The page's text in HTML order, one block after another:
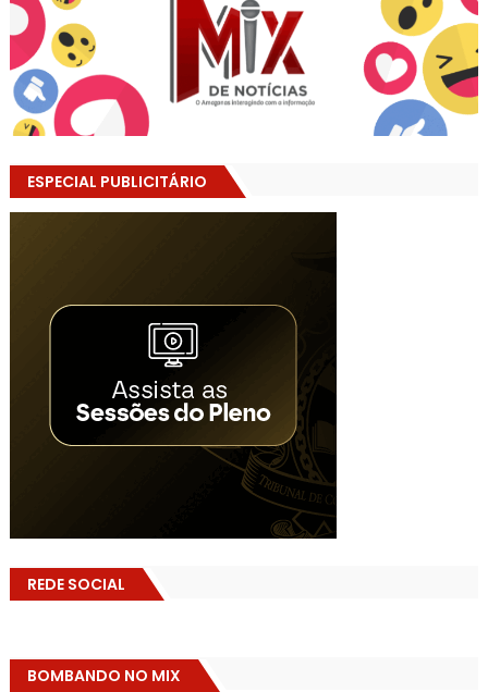
ESPECIAL PUBLICITÁRIO
REDE SOCIAL
BOMBANDO NO MIX